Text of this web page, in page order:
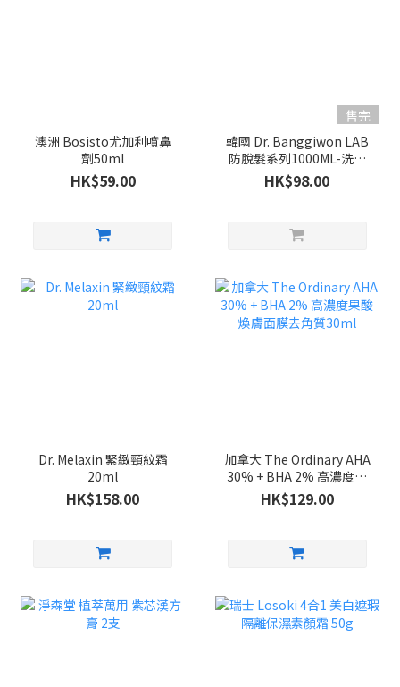
澳洲 Bosisto尤加利噴鼻
劑50ml
HK$59.00
售完
韓國 Dr. Banggiwon LAB
防脫髮系列1000ML-洗頭
水
HK$98.00
Dr. Melaxin 緊緻頸紋霜
20ml
HK$158.00
加拿大 The Ordinary AHA
30% + BHA 2% 高濃度果
酸煥膚面膜去角質30ml
HK$129.00